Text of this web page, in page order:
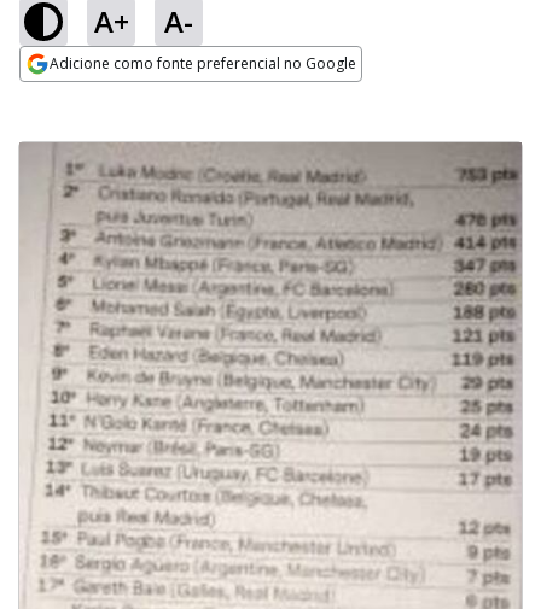
A+ A-
Adicione como fonte preferencial no Google